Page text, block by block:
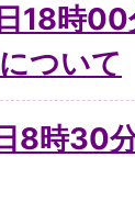
18時
ついて
8時30